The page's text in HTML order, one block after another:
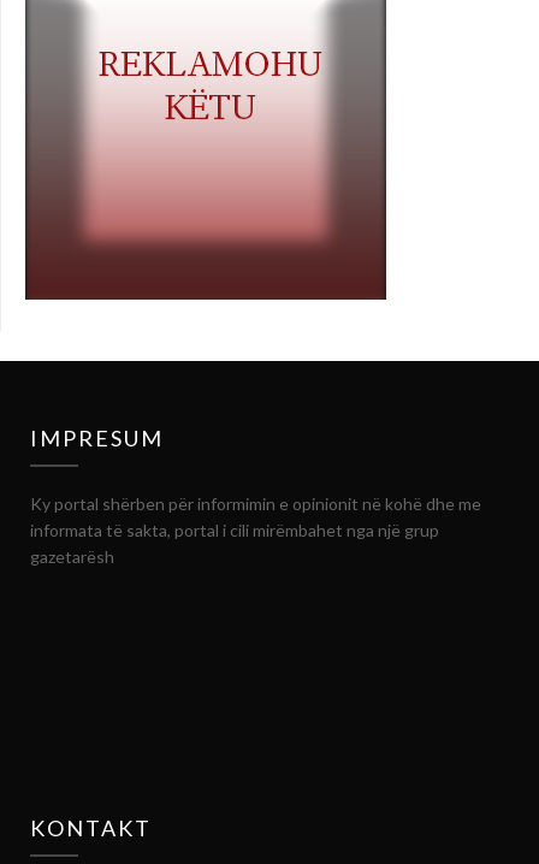
IMPRESUM
Ky portal shërben për informimin e opinionit në kohë dhe me
informata të sakta, portal i cili mirëmbahet nga një grup
gazetarësh
KONTAKT